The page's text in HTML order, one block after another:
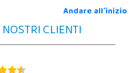
Andare all´inizio
CLIENTI